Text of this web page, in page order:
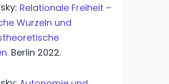
: Relationale Freiheit –
Wurzeln und
Berlin 2022.